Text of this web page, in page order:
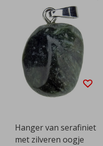
Hanger van serafiniet
met zilveren oogje